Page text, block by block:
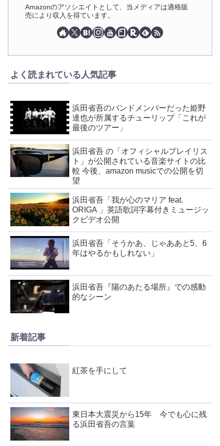
Amazonのアソシエイトとして、当メディアは適格販
売により収入を得ています。
よく読まれている人気記事
浜田省吾のバンドメンバーだった姫野
達也が所属するチューリップ「これが
最後のツアー」
浜田省吾 の「オフィシャルプレイリス
ト」が公開されている音楽サイトの比
較 今後、amazon musicでの公開を切
望
浜田省吾「我が心のマリア feat.
ORIGA 」英語歌詞字幕付きミュージッ
クビデオ公開
浜田省吾「そうかあ、じゃああと5、6
年はやるかもしれない」
浜田省吾『陽のあたる場所』での感動
的なシーン
新着記事
紅茶を手にして
東日本大震災から15年 今でも心に残
る浜田省吾の言葉